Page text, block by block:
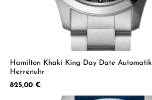
Hamilton Khaki King Day Date Automatik
Herrenuhr
Regulärer Preis:
825,00 €